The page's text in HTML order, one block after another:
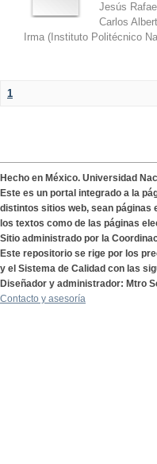
Jesús Rafael
Carlos
Irma ( Instituto Politécnico
1
Hecho en México. Universidad
Este es un portal integrado a la
distintos sitios web, sean páginas
los textos como de las páginas
Sitio administrado por la
Este repositorio se rige por los
y el Sistema de Calidad con las
Diseñador y administrador: Mtro
Contacto y asesoría